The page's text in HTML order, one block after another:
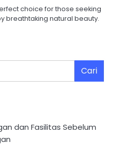
choice for those seeking
breathtaking natural beauty.
Cari
dan Fasilitas Sebelum